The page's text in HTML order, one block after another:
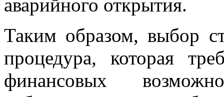
аварийного открытия.
Таким образом, выбор
процедура, которая
финансовых